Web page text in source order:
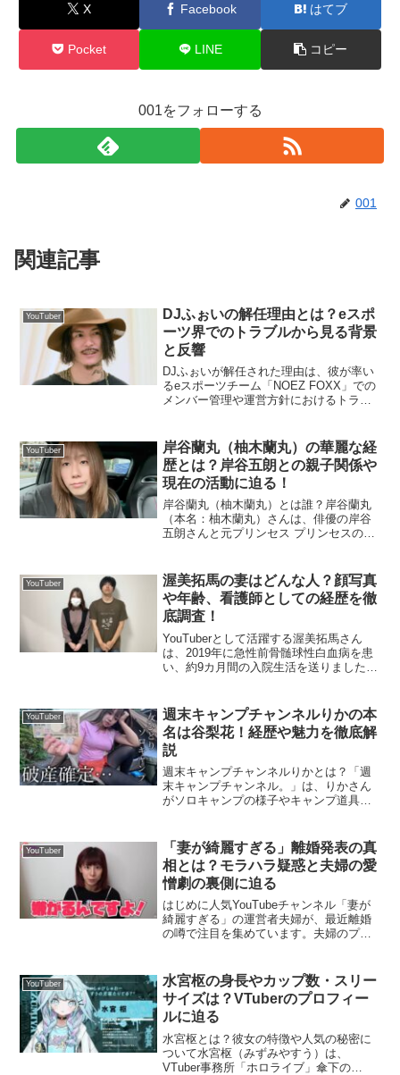
X Facebook はてブ
Pocket LINE コピー
001をフォローする
001
関連記事
YouTuber
DJふぉいの解任理由とは？eスポ
ーツ界でのトラブルから見る背景
と反響
DJふぉいが解任された理由は、彼が率い
るeスポーツチーム「NOEZ FOXX」での
メンバー管理や運営方針におけるトラブ
響について解説します。なぜDJふぉいは
解任されたのか...
YouTuber
岸谷蘭丸（柚木蘭丸）の華麗な経
歴とは？岸谷五朗との親子関係や
現在の活動に迫る！
岸谷蘭丸（柚木蘭丸）とは誰？岸谷蘭丸
（本名：柚木蘭丸）さんは、俳優の岸谷
五朗さんと元プリンセス プリンセスのボ
東京都で生まれ、幼少期から芸能界や音
楽業界という華や...
YouTuber
渥美拓馬の妻はどんな人？顔写真
や年齢、看護師としての経歴を徹
底調査！
YouTuberとして活躍する渥美拓馬さん
は、2019年に急性前骨髄球性白血病を患
い、約9カ月間の入院生活を送りました。
た。今回は、渥美拓馬さんの妻につい
て、顔写真や年齢...
YouTuber
週末キャンプチャンネルりかの本
名は谷梨花！経歴や魅力を徹底解
説
週末キャンプチャンネルりかとは？「週
末キャンプチャンネル。」は、りかさん
がソロキャンプの様子やキャンプ道具の
す。親しみやすい性格と自然体な雰囲気
が特徴で、初心者キャ...
YouTuber
「妻が綺麗すぎる」離婚発表の真
相とは？モラハラ疑惑と夫婦の愛
憎劇の裏側に迫る
はじめに人気YouTubeチャンネル「妻が
綺麗すぎる」の運営者夫婦が、最近離婚
の噂で注目を集めています。夫婦のプラ
も驚きと疑問の声が続出しています。本
記事では、夫のモラ...
YouTuber
水宮枢の身長やカップ数・スリー
サイズは？VTuberのプロフィー
ルに迫る
水宮枢とは？彼女の特徴や人気の秘密に
ついて水宮枢（みずみやすう）は、
VTuber事務所「ホロライブ」傘下の